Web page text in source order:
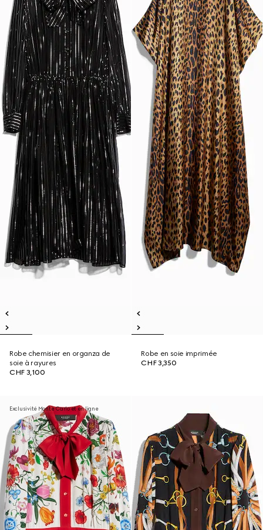
Robe chemisier en organza de
soie à rayures
CHF 3,100
Robe en soie imprimée
CHF 3,350
Exclusivité Monte Carlo et en ligne